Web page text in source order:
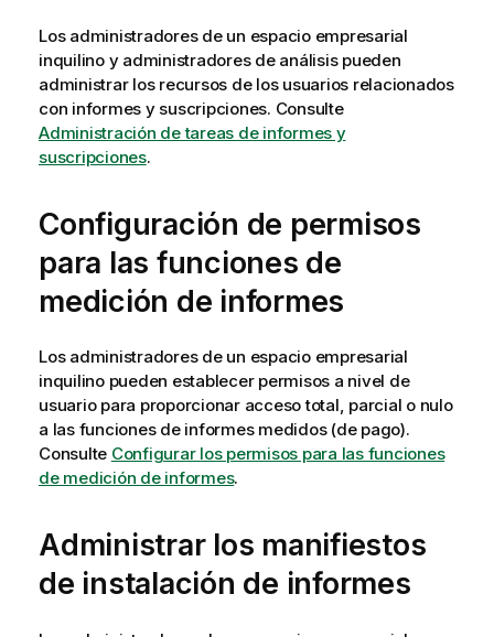
Los administradores de un espacio empresarial
inquilino y administradores de análisis pueden
administrar los recursos de los usuarios relacionados
con informes y suscripciones. Consulte
Administración de tareas de informes y
suscripciones.
Configuración de permisos
para las funciones de
medición de informes
Los administradores de un espacio empresarial
inquilino pueden establecer permisos a nivel de
usuario para proporcionar acceso total, parcial o nulo
a las funciones de informes medidos (de pago).
Consulte Configurar los permisos para las funciones
de medición de informes.
Administrar los manifiestos
de instalación de informes